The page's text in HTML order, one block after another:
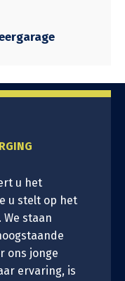
u het
u stelt op het
staan
ons jonge
ervaring, is